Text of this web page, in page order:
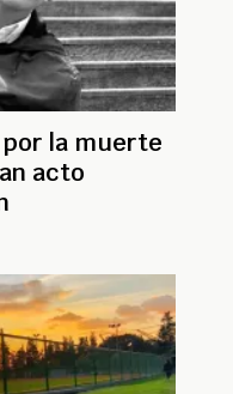
por la muerte
acto